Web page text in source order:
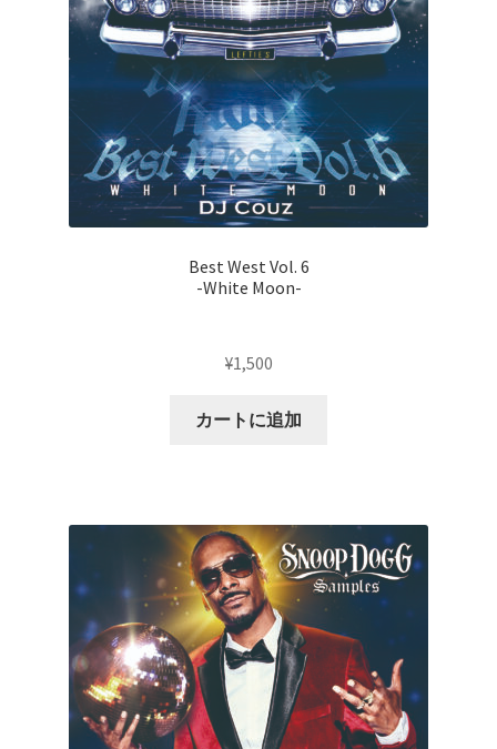
Best West Vol. 6
-White Moon-
¥1,500
カートに追加